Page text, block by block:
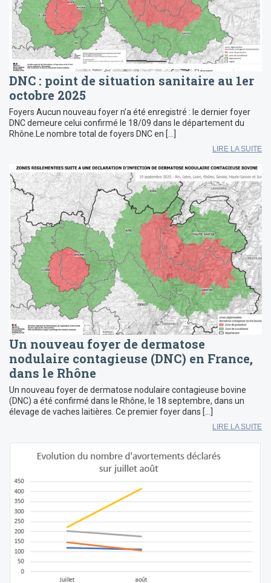
DNC : point de situation sanitaire au 1er
octobre 2025
Foyers Aucun nouveau foyer n’a été enregistré : le dernier foyer
DNC demeure celui confirmé le 18/09 dans le département du
Rhône.Le nombre total de foyers DNC en […]
LIRE LA SUITE
Un nouveau foyer de dermatose
nodulaire contagieuse (DNC) en France,
dans le Rhône
Un nouveau foyer de dermatose nodulaire contagieuse bovine
(DNC) a été confirmé dans le Rhône, le 18 septembre, dans un
élevage de vaches laitières. Ce premier foyer dans […]
LIRE LA SUITE